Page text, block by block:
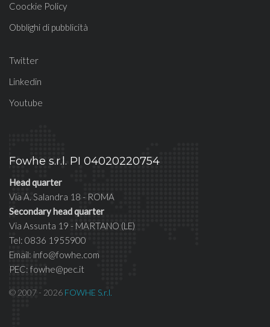
Coockie Policy
Obblighi di pubblicità
Twitter
Linkedin
Youtube
Fowhe s.r.l. PI 04020220754
Head quarter
Via A. Salandra 18 - ROMA
Secondary head quarter
Via Assunta 19 - MARTANO (LE)
Tel: 0836 1955900
Email: info@fowhe.com
PEC: fowhe@pec.it
© 2007 - 2026 FOWHE S.r.l.